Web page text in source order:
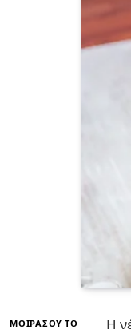
ΜΟΙΡΆΣΟΥ ΤΟ
Η